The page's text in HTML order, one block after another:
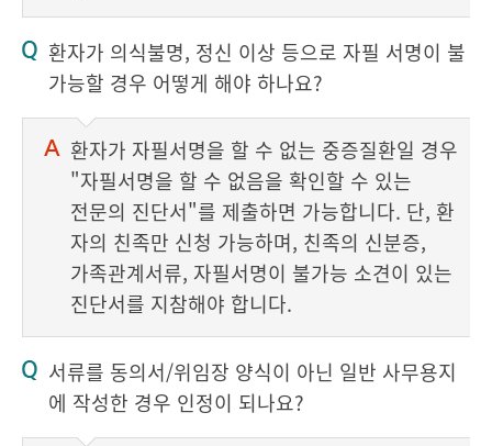
환자가 의식불명, 정신 이상 등으로 자필 서명이 불
가능할 경우 어떻게 해야 하나요?
환자가 자필서명을 할 수 없는 중증질환일 경우
"자필서명을 할 수 없음을 확인할 수 있는
전문의 진단서"를 제출하면 가능합니다. 단, 환
자의 친족만 신청 가능하며, 친족의 신분증,
가족관계서류, 자필서명이 불가능 소견이 있는
진단서를 지참해야 합니다.
서류를 동의서/위임장 양식이 아닌 일반 사무용지
에 작성한 경우 인정이 되나요?